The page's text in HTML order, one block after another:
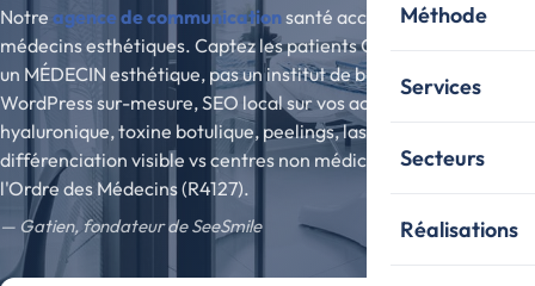
Méthode
Services
Secteurs
Réalisations
Notre agence de communication santé accompagne les
médecins esthétiques. Captez les patients CSP+ qui cherchent
un MÉDECIN esthétique, pas un institut de beauté. Site
WordPress sur-mesure, SEO local sur vos actes (acide
hyaluronique, toxine botulique, peelings, lasers),
différenciation visible vs centres non médicaux. Conforme à
l'Ordre des Médecins (R4127).
— Gatien, fondateur de SeeSmile